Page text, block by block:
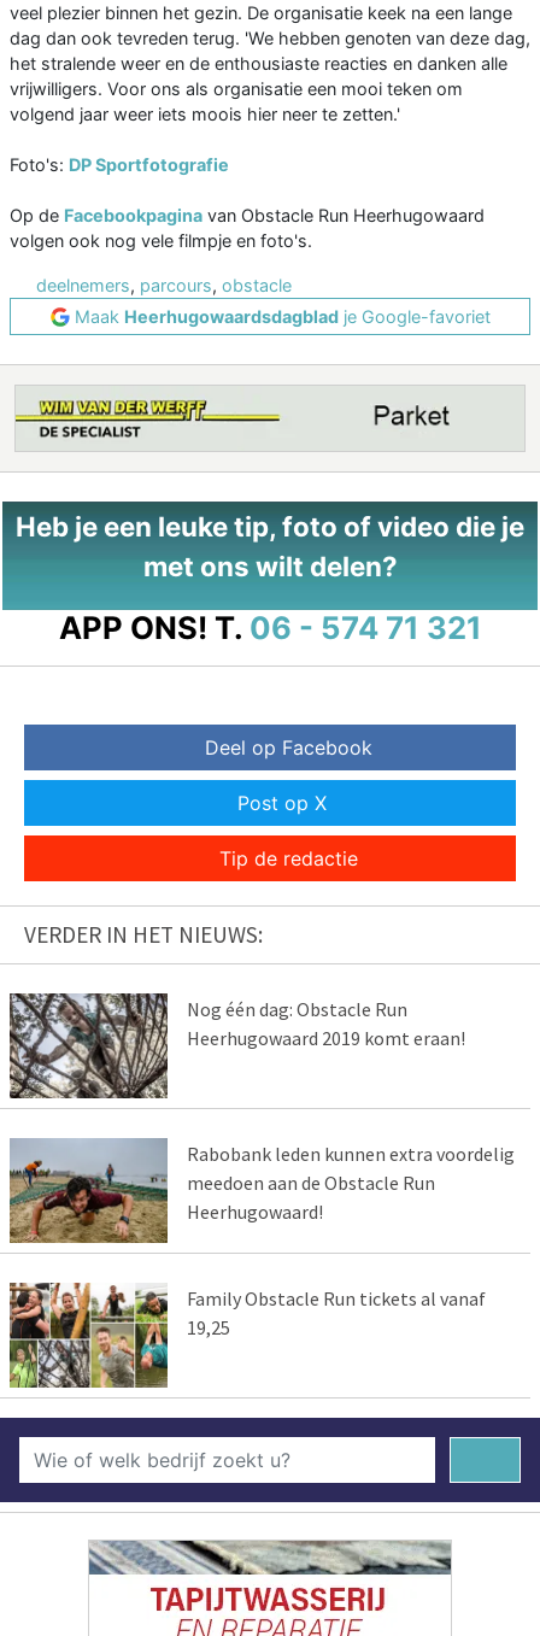
veel plezier binnen het gezin. De organisatie keek na een lange
dag dan ook tevreden terug. 'We hebben genoten van deze dag,
het stralende weer en de enthousiaste reacties en danken alle
vrijwilligers. Voor ons als organisatie een mooi teken om
volgend jaar weer iets moois hier neer te zetten.'
Foto's: DP Sportfotografie
Op de Facebookpagina van Obstacle Run Heerhugowaard
volgen ook nog vele filmpje en foto's.
deelnemers, parcours, obstacle
Maak Heerhugowaardsdagbladje Google-favoriet
Heb je een leuke tip, foto of video die je
met ons wilt delen?
APP ONS! T. 06 - 574 71 321
Deel op Facebook
Post op X
Tip de redactie
VERDER IN HET NIEUWS:
Nog één dag: Obstacle Run
Heerhugowaard 2019 komt eraan!
Rabobank leden kunnen extra voordelig
meedoen aan de Obstacle Run
Heerhugowaard!
Family Obstacle Run tickets al vanaf
19,25